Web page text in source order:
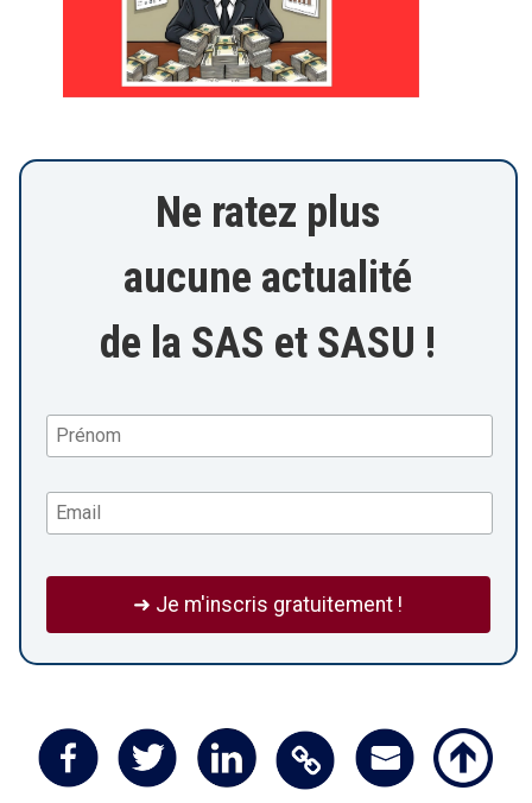
Ne ratez plus
aucune actualité
de la SAS et SASU !